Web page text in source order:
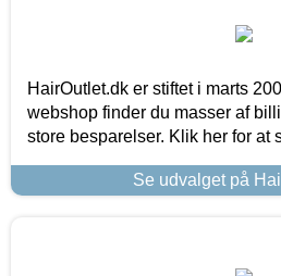
HairOutlet.dk er stiftet i marts
webshop finder du masser af
store besparelser. Klik her for at
Se udvalget på